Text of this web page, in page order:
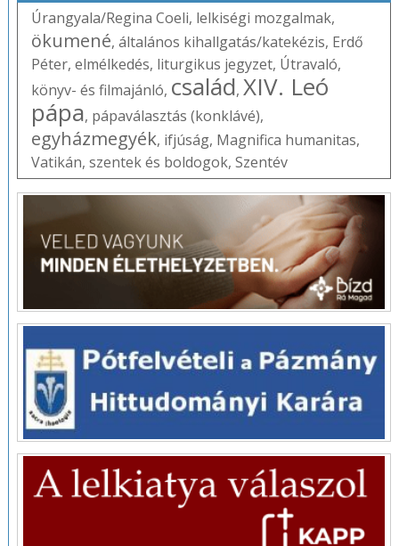
Úrangyala/Regina Coeli, lelkiségi mozgalmak,
ökumené, általános kihallgatás/katekézis, Erdő
Péter, elmélkedés, liturgikus jegyzet, Útravaló,
könyv- és filmajánló, család, XIV. Leó
pápa, pápaválasztás (konklávé),
egyházmegyék, ifjúság, Magnifica humanitas,
Vatikán, szentek és boldogok, Szentév